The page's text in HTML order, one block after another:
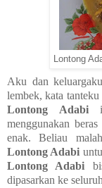
Lontong
Aku dan
lembek, kata
Lontong Adabi
menggunakan
enak. Beliau
Lontong Adabi
Lontong Adabi
dipasarkan ke